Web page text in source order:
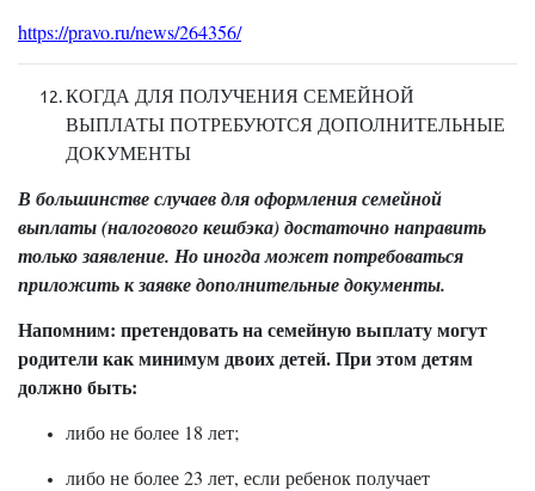
https://pravo.ru/news/264356/
КОГДА ДЛЯ ПОЛУЧЕНИЯ СЕМЕЙНОЙ
ВЫПЛАТЫ ПОТРЕБУЮТСЯ ДОПОЛНИТЕЛЬНЫЕ
ДОКУМЕНТЫ
В большинстве случаев для оформления семейной
выплаты (налогового кешбэка) достаточно направить
только заявление. Но иногда может потребоваться
приложить к заявке дополнительные документы.
Напомним: претендовать на семейную выплату могут
родители как минимум двоих детей. При этом детям
должно быть:
либо не более 18 лет;
либо не более 23 лет, если ребенок получает